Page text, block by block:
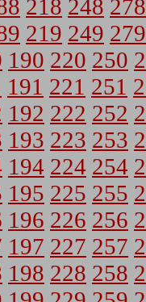
218 248 278
219 249 279
190 220 250
191 221 251
192 222 252
193 223 253
194 224 254
195 225 255
196 226 256
197 227 257
198 228 258